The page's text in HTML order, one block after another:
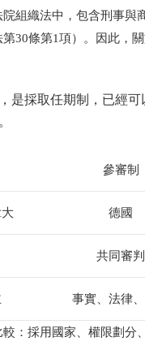
組織法中，包含刑事與
第30條第1項）。因此，
是採取任期制，已經
參審制
德國
共同審判
事實、法律、
：採用國家、權限劃分